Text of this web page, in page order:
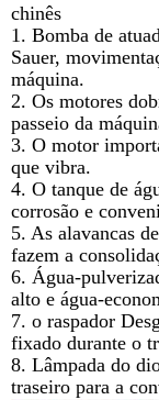
chinês
1. Bomba de
Sauer,
máquina.
2. Os motores
passeio da
3. O motor
que vibra.
4. O tanque de
corrosão e
5. As alavancas
fazem a
6. Água-
alto e água-
7. o raspador
fixado durante o
8. Lâmpada do
traseiro para a